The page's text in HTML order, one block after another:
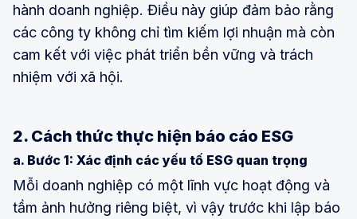
hành doanh nghiệp. Điều này giúp đảm bảo rằng
các công ty không chỉ tìm kiếm lợi nhuận mà còn
cam kết với việc phát triển bền vững và trách
nhiệm với xã hội.
2. Cách thức thực hiện báo cáo ESG
a. Bước 1: Xác định các yếu tố ESG quan trọng
Mỗi doanh nghiệp có một lĩnh vực hoạt động và
tầm ảnh hưởng riêng biệt, vì vậy trước khi lập báo